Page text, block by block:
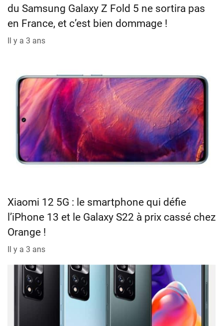
du Samsung Galaxy Z Fold 5 ne sortira pas
en France, et c’est bien dommage !
Il y a 3 ans
Xiaomi 12 5G : le smartphone qui défie
l’iPhone 13 et le Galaxy S22 à prix cassé chez
Orange !
Il y a 3 ans